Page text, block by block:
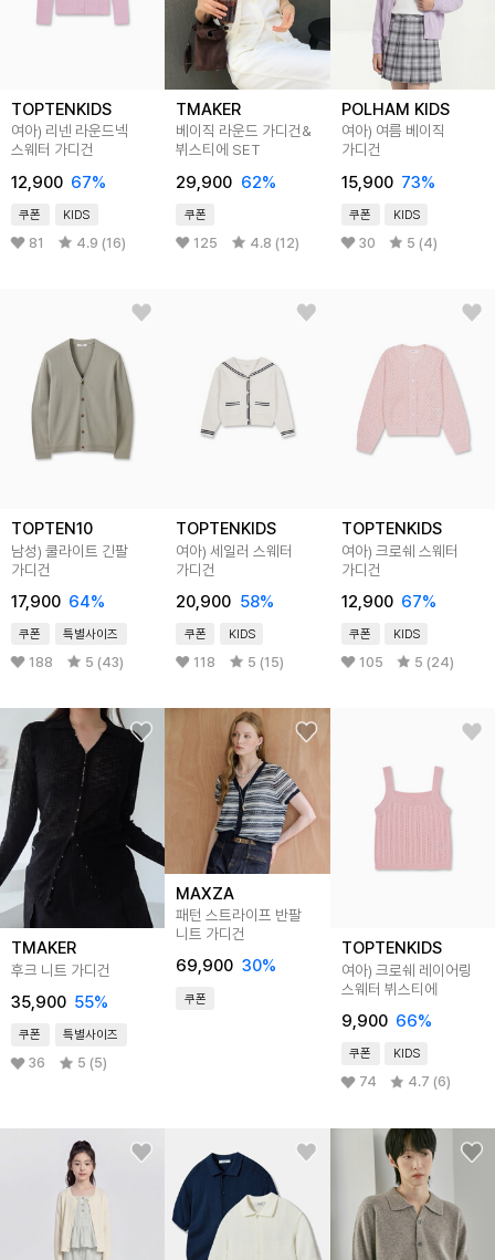
TOPTENKIDS
여아) 리넨 라운드넥
스웨터 가디건
12,900 67%
쿠폰 KIDS
81 4.9 (16)
TMAKER
베이직 라운드 가디건&
뷔스티에 SET
29,900 62%
쿠폰
125 4.8 (12)
POLHAM KIDS
여아) 여름 베이직
가디건
15,900 73%
쿠폰 KIDS
30 5 (4)
TOPTEN10
남성) 쿨라이트 긴팔
가디건
17,900 64%
쿠폰 특별사이즈
188 5 (43)
TOPTENKIDS
여아) 세일러 스웨터
가디건
20,900 58%
쿠폰 KIDS
118 5 (15)
TOPTENKIDS
여아) 크로쉐 스웨터
가디건
12,900 67%
쿠폰 KIDS
105 5 (24)
TMAKER
후크 니트 가디건
35,900 55%
쿠폰 특별사이즈
36 5 (5)
MAXZA
패턴 스트라이프 반팔
니트 가디건
69,900 30%
쿠폰
TOPTENKIDS
여아) 크로쉐 레이어링
스웨터 뷔스티에
9,900 66%
쿠폰 KIDS
74 4.7 (6)